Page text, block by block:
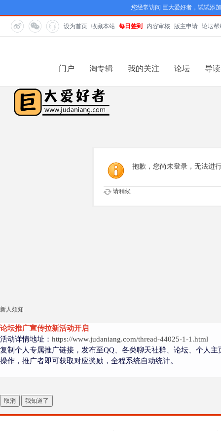
您经常访问 巨大爱好者，试试添
设为首页 收藏本站 每日签到 内容审核 版主申请 论坛帮
门户 淘专辑 我的关注 论坛 导读
抱歉，您尚未登录，无法进
请稍候...
新人须知
论坛推广宣传拉新活动开启
活动详情地址： https://www.judaniang.com/thread-44025-1-1.html
复制个人专属推广链接，发布至QQ、各类聊天社群、论坛、个人
操作，推广者即可获取对应奖励，全程系统自动统计。
取消 我知道了